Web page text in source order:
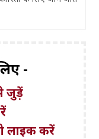
-
जुड़ें
लाइक करें